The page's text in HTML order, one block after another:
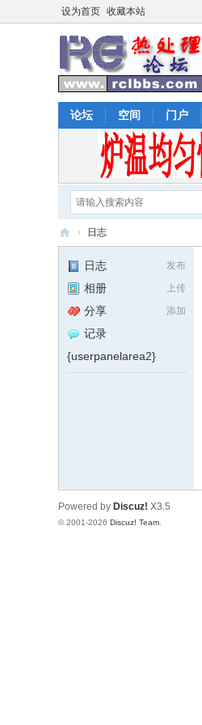
设为首页 收藏本站
论坛 空间 门户
坛
› 日志
发布
日志
上传
相册
添加
分享
记录
{userpanelarea2}
Powered by Discuz! X3.5
© 2001-2026 Discuz! Team